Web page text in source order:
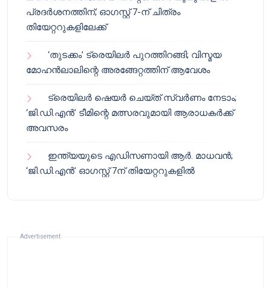
പ്രദർശനത്തിന്; ഓഗസ്റ്റ് 7-ന് ചിത്രം
തിയേറ്ററുകളിലേക്ക്
‘തുടക്കം’ ട്രെയിലർ പുറത്തിറങ്ങി; വിസ്മയ
മോഹൻലാലിന്റെ അരങ്ങേറ്റത്തിന് ആവേശം
ട്രെയിലർ ഷെയർ ചെയ്‌ത് സ്വർണം നേടാം;
‘ജി.ഡി.എൻ’ ടീമിന്റെ മത്സരവുമായി ആരാധകർക്ക്
അവസരം
ഇന്ത്യയുടെ എഡിസണായി ആർ. മാധവൻ;
‘ജി.ഡി.എൻ’ ഓഗസ്റ്റ് 7ന് തിയേറ്ററുകളിൽ
Advertisement